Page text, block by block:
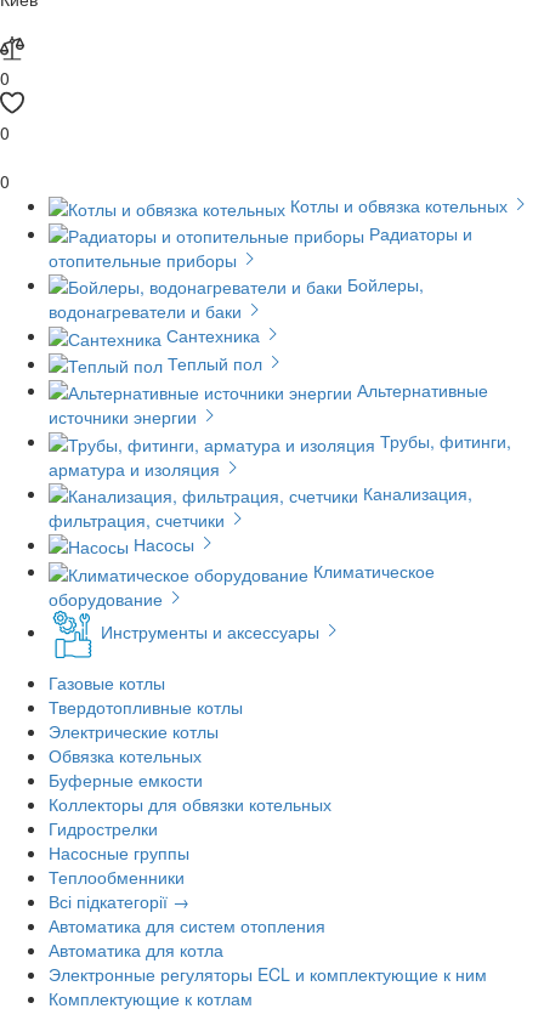
0
0
0
Котлы и обвязка котельных
Радиаторы и
отопительные приборы
Бойлеры,
водонагреватели и баки
Сантехника
Теплый пол
Альтернативные
источники энергии
Трубы, фитинги,
арматура и изоляция
Канализация,
фильтрация, счетчики
Насосы
Климатическое
оборудование
Инструменты и аксессуары
Газовые котлы
Твердотопливные котлы
Электрические котлы
Обвязка котельных
Буферные емкости
Коллекторы для обвязки котельных
Гидрострелки
Насосные группы
Теплообменники
Всі підкатегорії →
Автоматика для систем отопления
Автоматика для котла
Электронные регуляторы ECL и комплектующие к ним
Комплектующие к котлам